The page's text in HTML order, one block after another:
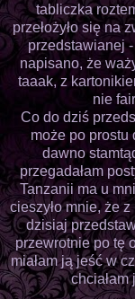
tabliczka
przełożyło się na
przedstawianej
napisano, że
taaak, z
nie
Co do dziś
może po prostu
dawno
przegadałam
Tanzanii ma u
cieszyło mnie, że
dzisiaj
przewrotnie po tę
miałam ją jeść w
chciałam